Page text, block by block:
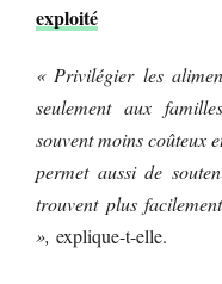
exploité
« Privilégier les
seulement aux
souvent moins coûteux
permet aussi de
trouvent plus
», explique-t-elle.